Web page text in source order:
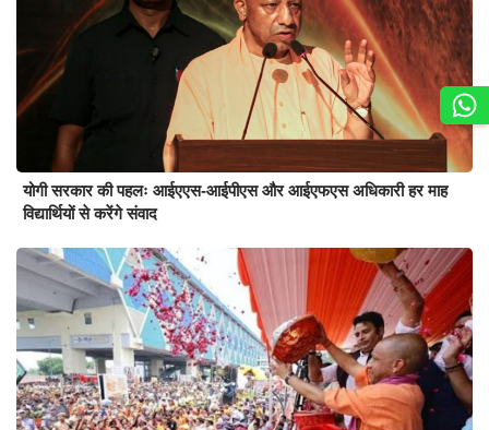
योगी सरकार की पहलः आईएएस-आईपीएस और आईएफएस अधिकारी हर माह
विद्यार्थियों से करेंगे संवाद